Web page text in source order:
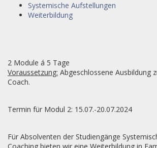
Systemische Aufstellungen
Weiterbildung
2 Module á 5 Tage
Voraussetzung: Abgeschlossene Ausbildung
Coach.
Termin für Modul 2: 15.07.-20.07.2024
Für Absolventen der Studiengänge